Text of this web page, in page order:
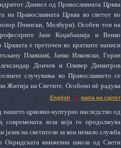
Даниел од Православната Црква
на Православната Црква во светот во
Пчински, Мелбурн). Особен тон на
Јане Коџабашија и Венко
е преточен во кратките написи
Плавшиќ, Јанко Илковски, Горан
Дончев и Оливер Димитров
случувања во Православието се
Житија на Светите. Особено нè радува
црковно-културно наследство од
лоза која го продолжува
на светители за кои немало служба
Охридската книжевна школа од Свети
English мапа на сајтот